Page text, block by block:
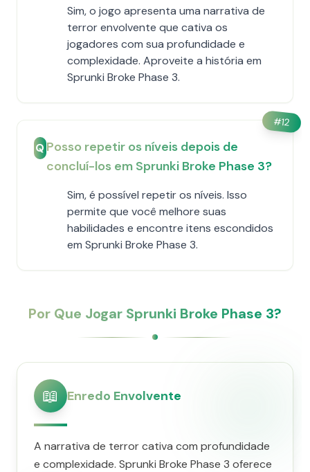
Sim, o jogo apresenta uma narrativa de
terror envolvente que cativa os
jogadores com sua profundidade e
complexidade. Aproveite a história em
Sprunki Broke Phase 3.
#12
QPosso repetir os níveis depois de
concluí-los em Sprunki Broke Phase 3?
Sim, é possível repetir os níveis. Isso
permite que você melhore suas
habilidades e encontre itens escondidos
em Sprunki Broke Phase 3.
Por Que Jogar Sprunki Broke Phase 3?
📖 Enredo Envolvente
A narrativa de terror cativa com profundidade
e complexidade. Sprunki Broke Phase 3 oferece